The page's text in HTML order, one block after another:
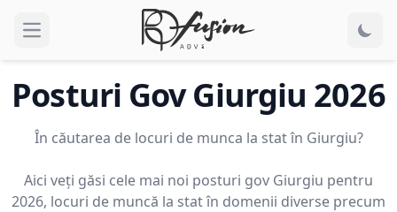
Open main menu
Posturi GovGiurgiu 2026
În căutarea de locuri de munca la stat în Giurgiu?
Aici veți găsi cele mai noi posturi gov Giurgiu pentru
2026, locuri de muncă la stat în domenii diverse precum